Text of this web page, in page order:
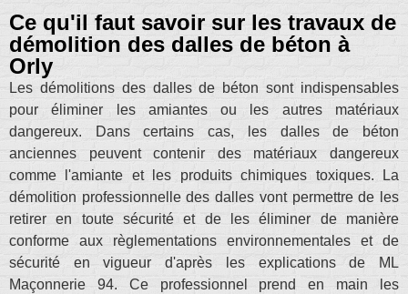
Ce qu'il faut savoir sur les travaux de
démolition des dalles de béton à
Orly
Les démolitions des dalles de béton sont indispensables
pour éliminer les amiantes ou les autres matériaux
dangereux. Dans certains cas, les dalles de béton
anciennes peuvent contenir des matériaux dangereux
comme l'amiante et les produits chimiques toxiques. La
démolition professionnelle des dalles vont permettre de les
retirer en toute sécurité et de les éliminer de manière
conforme aux règlementations environnementales et de
sécurité en vigueur d'après les explications de ML
Maçonnerie 94. Ce professionnel prend en main les